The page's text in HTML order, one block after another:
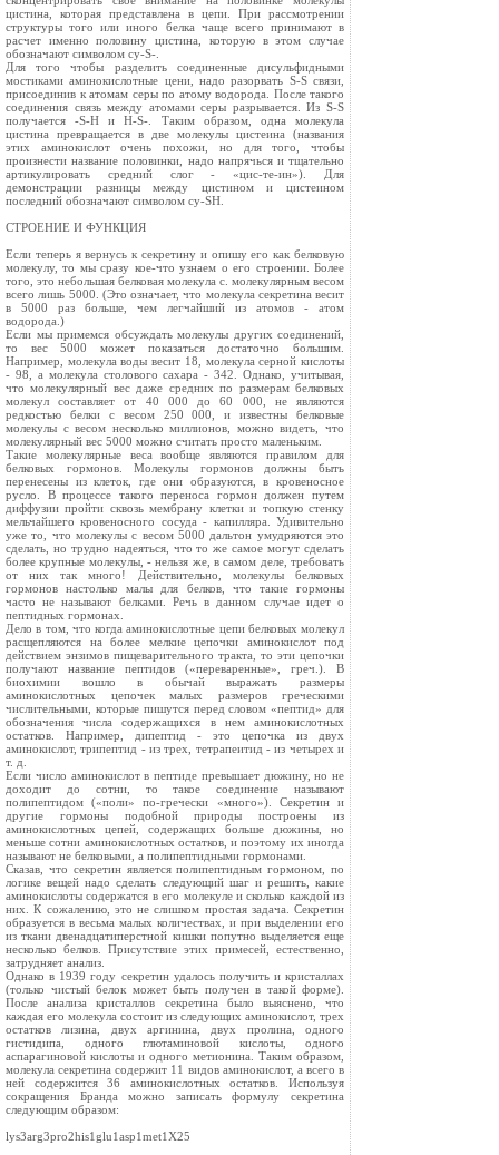
цистина, которая представлена в цепи. При рассмотрении
структуры того или иного белка чаще всего принимают в
расчет именно половину цистина, которую в этом случае
обозначают символом cy-S-.
Для того чтобы разделить соединенные дисульфидными
мостиками аминокислотные цени, надо разорвать S-S связи,
присоединив к атомам серы по атому водорода. После такого
соединения связь между атомами серы разрывается. Из S-S
получается -S-H и H-S-. Таким образом, одна молекула
цистина превращается в две молекулы цистеина (названия
этих аминокислот очень похожи, но для того, чтобы
произнести название половинки, надо напрячься и тщательно
артикулировать средний слог - «цис-те-ин»). Для
демонстрации разницы между цистином и цистеином
последний обозначают символом cy-SH.
СТРОЕНИЕ И ФУНКЦИЯ
Если теперь я вернусь к секретину и опишу его как белковую
молекулу, то мы сразу кое-что узнаем о его строении. Более
того, это небольшая белковая молекула с. молекулярным весом
всего лишь 5000. (Это означает, что молекула секретина весит
в 5000 раз больше, чем легчайший из атомов - атом
водорода.)
Если мы примемся обсуждать молекулы других соединений,
то вес 5000 может показаться достаточно большим.
Например, молекула воды весит 18, молекула серной кислоты
- 98, а молекула столового сахара - 342. Однако, учитывая,
что молекулярный вес даже средних по размерам белковых
молекул составляет от 40 000 до 60 000, не являются
редкостью белки с весом 250 000, и известны белковые
молекулы с весом несколько миллионов, можно видеть, что
молекулярный вес 5000 можно считать просто маленьким.
Такие молекулярные веса вообще являются правилом для
белковых гормонов. Молекулы гормонов должны быть
перенесены из клеток, где они образуются, в кровеносное
русло. В процессе такого переноса гормон должен путем
диффузии пройти сквозь мембрану клетки и топкую стенку
мельчайшего кровеносного сосуда - капилляра. Удивительно
уже то, что молекулы с весом 5000 дальтон умудряются это
сделать, но трудно надеяться, что то же самое могут сделать
более крупные молекулы, - нельзя же, в самом деле, требовать
от них так много! Действительно, молекулы белковых
гормонов настолько малы для белков, что такие гормоны
часто не называют белками. Речь в данном случае идет о
пептидных гормонах.
Дело в том, что когда аминокислотные цепи белковых молекул
расщепляются на более мелкие цепочки аминокислот под
действием энзимов пищеварительного тракта, то эти цепочки
получают название пептидов («переваренные», греч.). В
биохимии вошло в обычай выражать размеры
аминокислотных цепочек малых размеров греческими
числительными, которые пишутся перед словом «пептид» для
обозначения числа содержащихся в нем аминокислотных
остатков. Например, дипептид - это цепочка из двух
аминокислот, трипептид - из трех, тетрапеитид - из четырех и
т. д.
Если число аминокислот в пептиде превышает дюжину, но не
доходит до сотни, то такое соединение называют
полипептидом («поли» по-гречески «много»). Секретин и
другие гормоны подобной природы построены из
аминокислотных цепей, содержащих больше дюжины, но
меньше сотни аминокислотных остатков, и поэтому их иногда
называют не белковыми, а полипептидными гормонами.
Сказав, что секретин является полипептидным гормоном, по
логике вещей надо сделать следующий шаг и решить, какие
аминокислоты содержатся в его молекуле и сколько каждой из
них. К сожалению, это не слишком простая задача. Секретин
образуется в весьма малых количествах, и при выделении его
из ткани двенадцатиперстной кишки попутно выделяется еще
несколько белков. Присутствие этих примесей, естественно,
затрудняет анализ.
Однако в 1939 году секретин удалось получить и кристаллах
(только чистый белок может быть получен в такой форме).
После анализа кристаллов секретина было выяснено, что
каждая его молекула состоит из следующих аминокислот, трех
остатков лизина, двух аргинина, двух пролина, одного
гистидипа, одного глютаминовой кислоты, одного
аспарагиновой кислоты и одного метионина. Таким образом,
молекула секретина содержит 11 видов аминокислот, а всего в
ней содержится 36 аминокислотных остатков. Используя
сокращения Бранда можно записать формулу секретина
следующим образом:
lys3arg3pro2his1glu1asp1met1X25